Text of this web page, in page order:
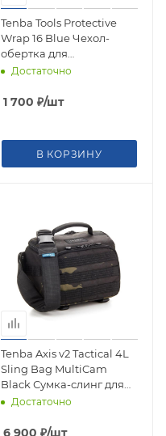
Tenba Tools Protective
Wrap 16 Blue Чехол-
обертка для
фотокамеры 636-333
Достаточно
1 700 ₽/шт
В КОРЗИНУ
Tenba Axis v2 Tactical 4L
Sling Bag MultiCam
Black Сумка-слинг для
фотоаппарата 637-761
Достаточно
6 900 ₽/шт